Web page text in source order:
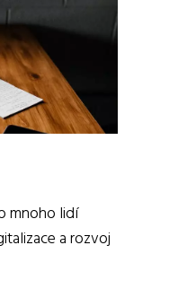
mnoho lidí
a rozvoj